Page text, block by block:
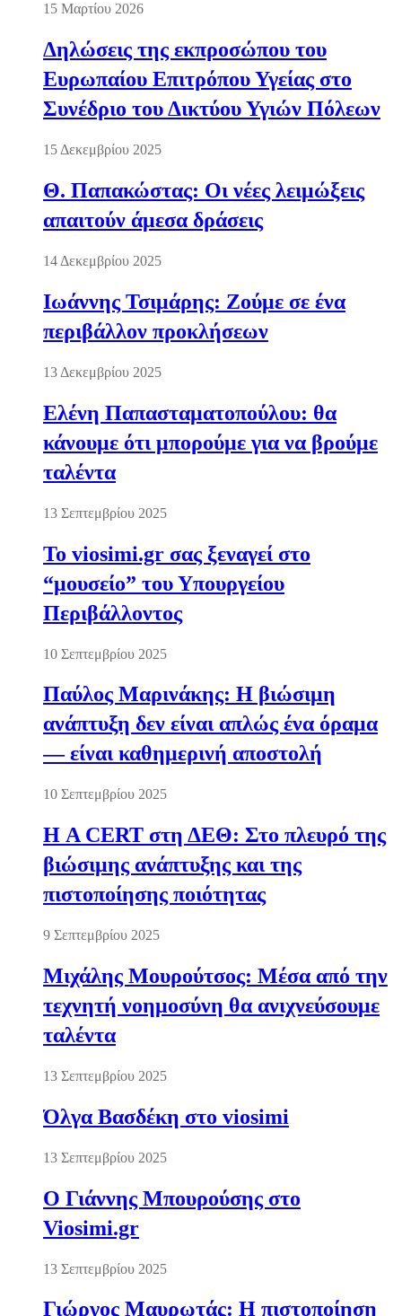
15 Μαρτίου 2026
Δηλώσεις της εκπροσώπου του
Ευρωπαίου Επιτρόπου Υγείας στο
Συνέδριο του Δικτύου Υγιών Πόλεων
15 Δεκεμβρίου 2025
Θ. Παπακώστας: Οι νέες λειμώξεις
απαιτούν άμεσα δράσεις
14 Δεκεμβρίου 2025
Ιωάννης Τσιμάρης: Ζούμε σε ένα
περιβάλλον προκλήσεων
13 Δεκεμβρίου 2025
Ελένη Παπασταματοπούλου: θα
κάνουμε ότι μπορούμε για να βρούμε
ταλέντα
13 Σεπτεμβρίου 2025
Το viosimi.gr σας ξεναγεί στο
“μουσείο” του Υπουργείου
Περιβάλλοντος
10 Σεπτεμβρίου 2025
Παύλος Μαρινάκης: Η βιώσιμη
ανάπτυξη δεν είναι απλώς ένα όραμα
— είναι καθημερινή αποστολή
10 Σεπτεμβρίου 2025
Η A CERT στη ΔΕΘ: Στο πλευρό της
βιώσιμης ανάπτυξης και της
πιστοποίησης ποιότητας
9 Σεπτεμβρίου 2025
Μιχάλης Μουρούτσος: Μέσα από την
τεχνητή νοημοσύνη θα ανιχνεύσουμε
ταλέντα
13 Σεπτεμβρίου 2025
Όλγα Βασδέκη στο viosimi
13 Σεπτεμβρίου 2025
Ο Γιάννης Μπουρούσης στο
Viosimi.gr
13 Σεπτεμβρίου 2025
Γιώργος Μαυρωτάς: Η πιστοποίηση